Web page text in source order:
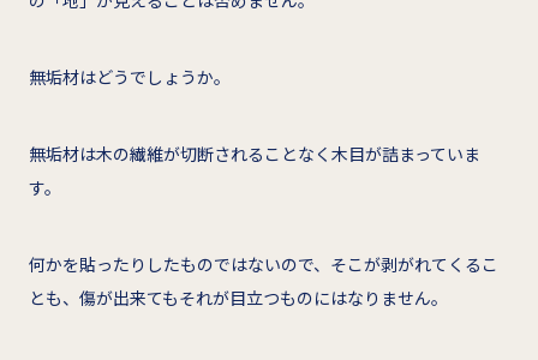
無垢材はどうでしょうか。
無垢材は木の繊維が切断されることなく木目が詰まっていま
す。
何かを貼ったりしたものではないので、そこが剥がれてくるこ
とも、傷が出来てもそれが目立つものにはなりません。